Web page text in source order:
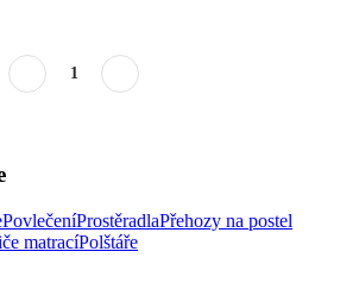
1
PovlečeníProstěradlaPřehozy na postel
matracíPolštáře